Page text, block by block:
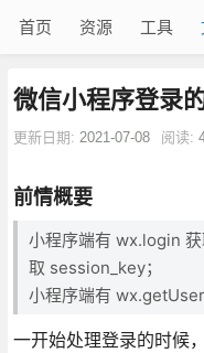
首页 资源 工具
微信小程序登录
更新日期: 2021-07-08 阅读:
前情概要
小程序端有 wx.login
取 session_key；
小程序端有
一开始处理登录的时候